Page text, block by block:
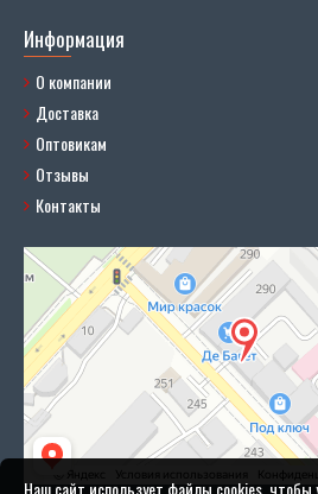
Информация
О компании
Доставка
Оптовикам
Отзывы
Контакты
Наш сайт использует файлы cookies, чтобы